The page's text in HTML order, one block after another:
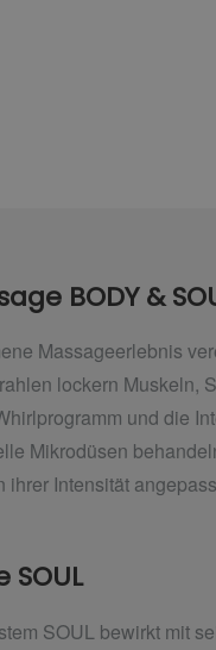
BODY &
Massageerlebnis
lockern Muskeln,
und die
Mikrodüsen
ihrer Intensität
SOUL bewirkt mit